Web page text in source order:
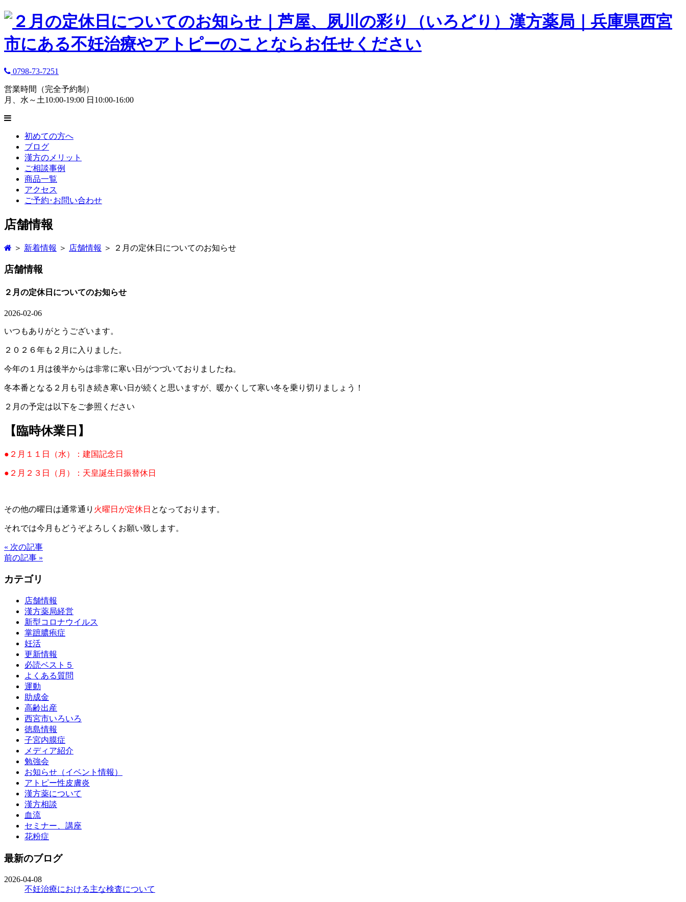
0798-73-7251
営業時間（完全予約制）
月、水～土10:00-19:00 日10:00-16:00
初めての方へ
ブログ
漢方のメリット
ご相談事例
商品一覧
アクセス
ご予約･お問い合わせ
店舗情報
＞ 新着情報 ＞ 店舗情報 ＞ ２月の定休日についてのお知らせ
店舗情報
２月の定休日についてのお知らせ
2026-02-06
いつもありがとうございます。
２０２６年も２月に入りました。
今年の１月は後半からは非常に寒い日がつづいておりましたね。
冬本番となる２月も引き続き寒い日が続くと思いますが、暖かくして寒い冬を乗り切りましょう！
２月の予定は以下をご参照ください
【臨時休業日】
●２月１１日（水）：建国記念日
●２月２３日（月）：天皇誕生日振替休日
その他の曜日は通常通り 火曜日が定休日 となっております。
それでは今月もどうぞよろしくお願い致します。
« 次の記事
前の記事 »
カテゴリ
店舗情報
漢方薬局経営
新型コロナウイルス
掌蹠膿疱症
妊活
更新情報
必読ベスト５
よくある質問
運動
助成金
高齢出産
西宮市いろいろ
徳島情報
子宮内膜症
メディア紹介
勉強会
お知らせ（イベント情報）
アトピー性皮膚炎
漢方薬について
漢方相談
血流
セミナー、講座
花粉症
最新のブログ
2026-04-08
不妊治療における主な検査について